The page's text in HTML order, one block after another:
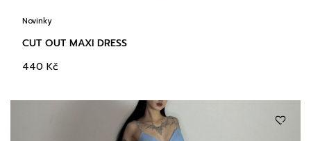
Novinky
CUT OUT MAXI DRESS
440 Kč